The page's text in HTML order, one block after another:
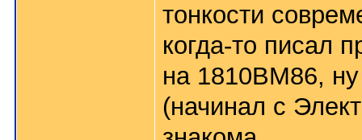
тонкости
когда-то писал
на 1810ВМ86,
(начинал с